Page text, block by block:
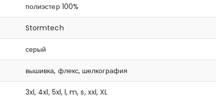
полиэстер 100%
Stormtech
серый
вышивка, флекс, шелкография
3xl, 4xl, 5xl, l, m, s, xxl, XL